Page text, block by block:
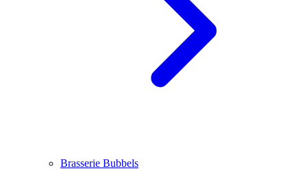
Brasserie Bubbels